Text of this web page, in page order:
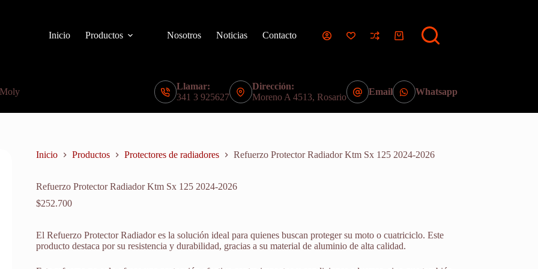
Inicio
Productos Nosotros Noticias Contacto
Carro
Llamar:
341 3 925627
Dirección:
Moreno A 4513, Rosario
Email Whatsapp
Inicio Productos Protectores de radiadores Refuerzo Protector Radiador Ktm Sx 125 2024-2026
Refuerzo Protector Radiador Ktm Sx 125 2024-2026
$252.700
El Refuerzo Protector Radiador es la solución ideal para quienes buscan proteger su moto o cuatriciclo. Este
producto destaca por su resistencia y durabilidad, gracias a su material de aluminio de alta calidad.